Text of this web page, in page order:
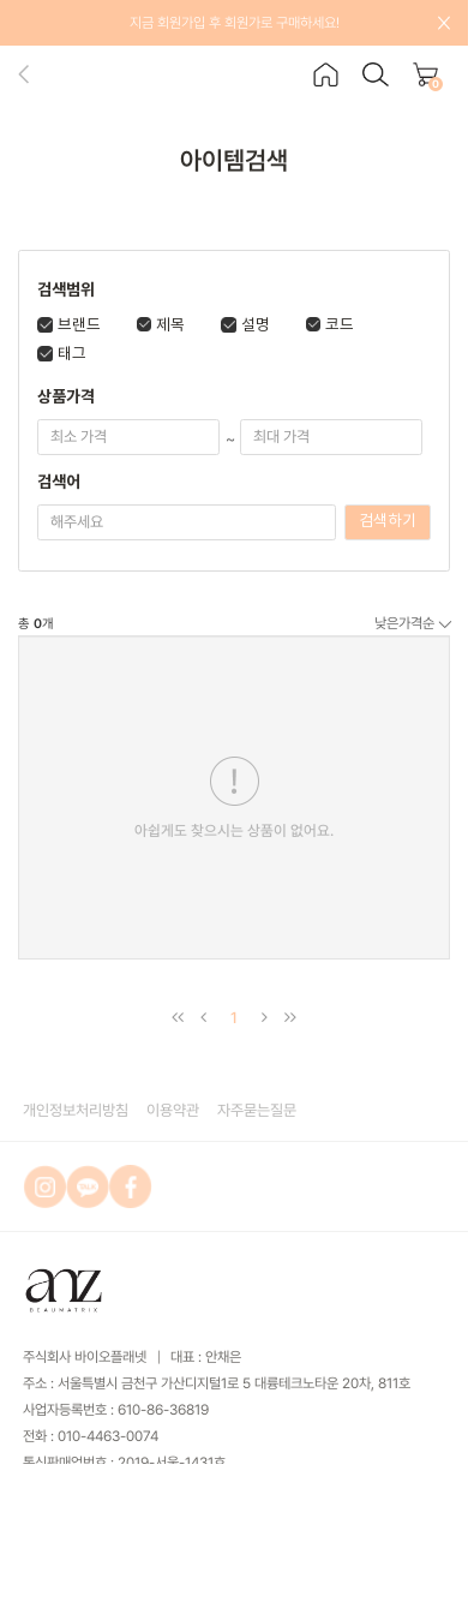
지금 회원가입 후 회원가로 구매하세요!
0
아이템검색
검색범위
브랜드 제목 설명
코드
태그
상품가격
~
검색어
검색하기
총 0개 낮은가격순
아쉽게도 찾으시는 상품이 없어요.
1
개인정보처리방침 이용약관 자주묻는질문
주식회사 바이오플래넷
대표 : 안채은
주소 : 서울특별시 금천구 가산디지털1로 5 대륭테크노타운 20차, 811호
사업자등록번호 : 610-86-36819
전화 : 010-4463-0074
통신판매업번호 : 2019-서울-1431호